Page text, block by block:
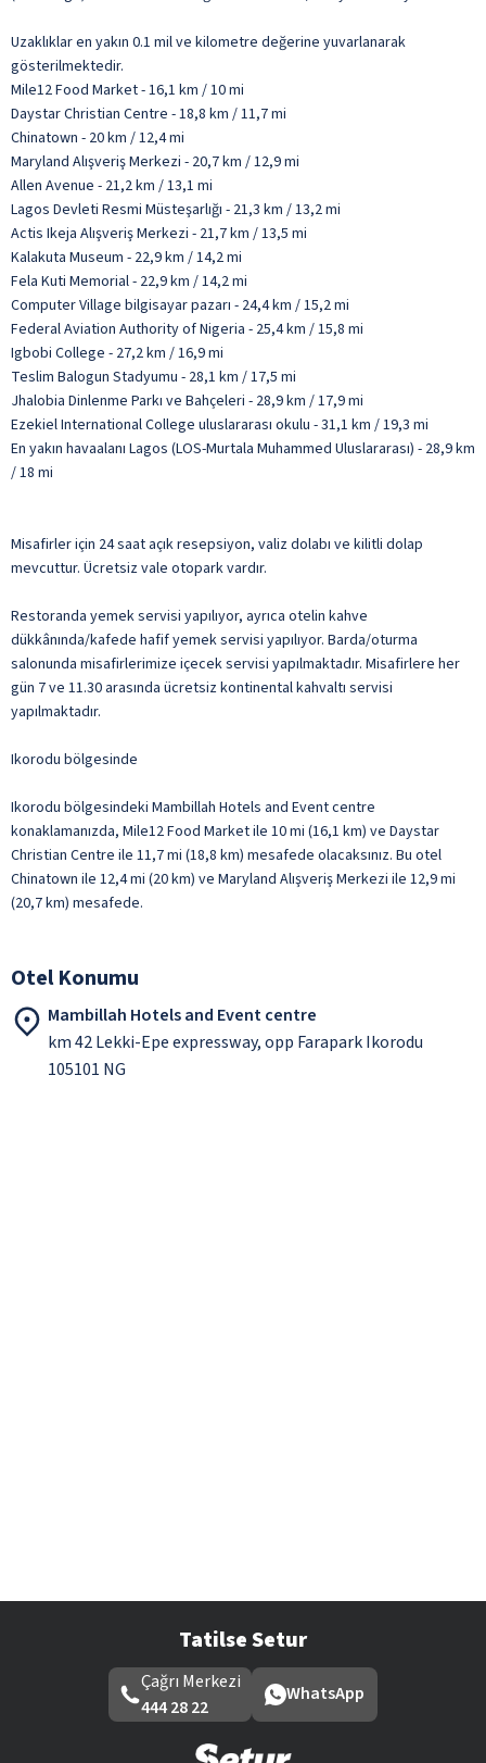
Uzaklıklar en yakın 0.1 mil ve kilometre değerine yuvarlanarak
gösterilmektedir.
Mile12 Food Market - 16,1 km / 10 mi
Daystar Christian Centre - 18,8 km / 11,7 mi
Chinatown - 20 km / 12,4 mi
Maryland Alışveriş Merkezi - 20,7 km / 12,9 mi
Allen Avenue - 21,2 km / 13,1 mi
Lagos Devleti Resmi Müsteşarlığı - 21,3 km / 13,2 mi
Actis Ikeja Alışveriş Merkezi - 21,7 km / 13,5 mi
Kalakuta Museum - 22,9 km / 14,2 mi
Fela Kuti Memorial - 22,9 km / 14,2 mi
Computer Village bilgisayar pazarı - 24,4 km / 15,2 mi
Federal Aviation Authority of Nigeria - 25,4 km / 15,8 mi
Igbobi College - 27,2 km / 16,9 mi
Teslim Balogun Stadyumu - 28,1 km / 17,5 mi
Jhalobia Dinlenme Parkı ve Bahçeleri - 28,9 km / 17,9 mi
Ezekiel International College uluslararası okulu - 31,1 km / 19,3 mi
En yakın havaalanı Lagos (LOS-Murtala Muhammed Uluslararası) - 28,9 km
/ 18 mi
Misafirler için 24 saat açık resepsiyon, valiz dolabı ve kilitli dolap
mevcuttur. Ücretsiz vale otopark vardır.
Restoranda yemek servisi yapılıyor, ayrıca otelin kahve
dükkânında/kafede hafif yemek servisi yapılıyor. Barda/oturma
salonunda misafirlerimize içecek servisi yapılmaktadır. Misafirlere her
gün 7 ve 11.30 arasında ücretsiz kontinental kahvaltı servisi
yapılmaktadır.
Ikorodu bölgesinde
Ikorodu bölgesindeki Mambillah Hotels and Event centre
konaklamanızda, Mile12 Food Market ile 10 mi (16,1 km) ve Daystar
Christian Centre ile 11,7 mi (18,8 km) mesafede olacaksınız. Bu otel
Chinatown ile 12,4 mi (20 km) ve Maryland Alışveriş Merkezi ile 12,9 mi
(20,7 km) mesafede.
Otel Konumu
Mambillah Hotels and Event centre
km 42 Lekki-Epe expressway, opp Farapark Ikorodu
105101 NG
Tatilse Setur
Çağrı Merkezi
444 28 22
WhatsApp